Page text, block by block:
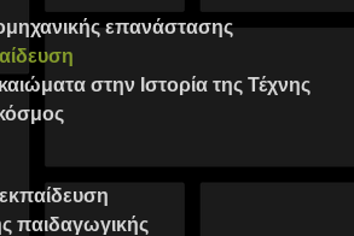
επανάστασης
στην Ιστορία της Τέχνης
παιδαγωγικής